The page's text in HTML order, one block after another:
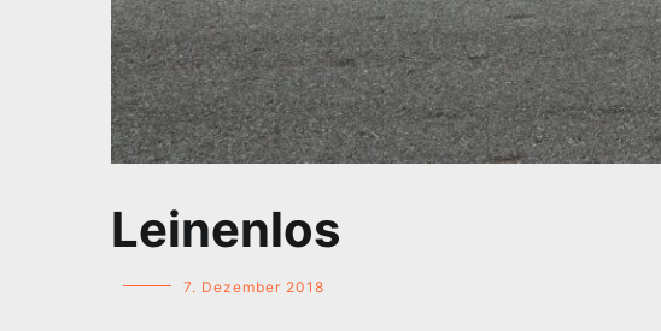
Leinenlos
7. Dezember 2018